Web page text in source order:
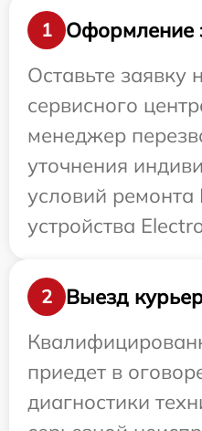
1
Оформление
Оставьте заявку
сервисного
менеджер
уточнения
условий
устройства
2
Выезд
приедет в
диагностики